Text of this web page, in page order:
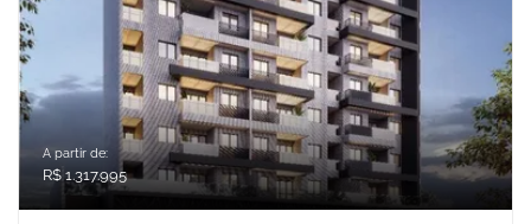
A partir de:
R$ 1.317.995